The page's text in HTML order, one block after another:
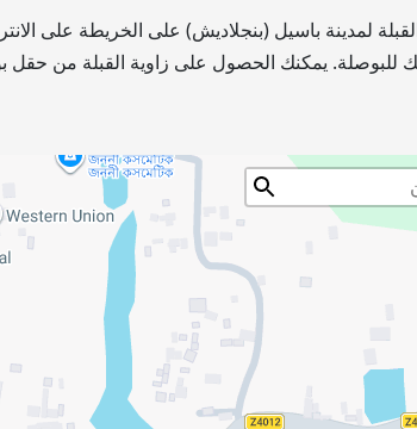
لمدينة باسيل (بنجلاديش) على الخريطة على
للبوصلة. يمكنك الحصول على زاوية القبلة من حقل